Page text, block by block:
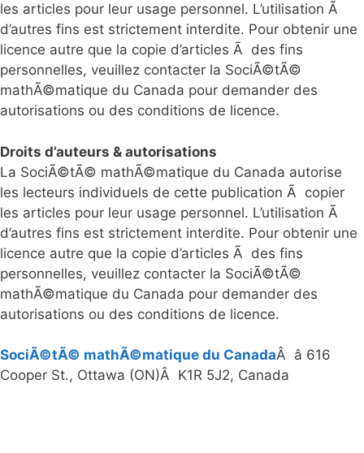
les articles pour leur usage personnel. L’utilisation Ã
d’autres fins est strictement interdite. Pour obtenir une
licence autre que la copie d’articles Ã des fins
personnelles, veuillez contacter la SociÃ©tÃ©
mathÃ©matique du Canada pour demander des
autorisations ou des conditions de licence.
Droits d’auteurs & autorisations
La SociÃ©tÃ© mathÃ©matique du Canada autorise
les lecteurs individuels de cette publication Ã copier
les articles pour leur usage personnel. L’utilisation Ã
d’autres fins est strictement interdite. Pour obtenir une
licence autre que la copie d’articles Ã des fins
personnelles, veuillez contacter la SociÃ©tÃ©
mathÃ©matique du Canada pour demander des
autorisations ou des conditions de licence.
SociÃ©tÃ© mathÃ©matique du CanadaÂ â 616
Cooper St., Ottawa (ON)Â K1R 5J2, Canada